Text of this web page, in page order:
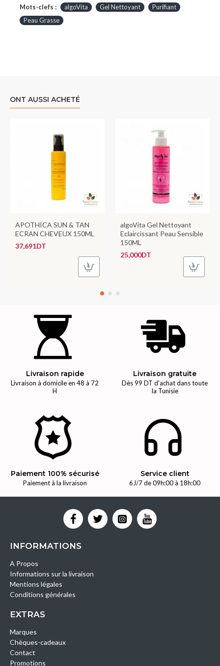
Mots-clefs : algoVita Gel Nettoyant
Purifiant
Peau Grasse
ONT AUSSI ACHETÉ
APOTHICA SUN & TAN
ECRAN CHEVEUX 150ML
37,691DT
algoVita Gel Nettoyant
Eclaircissant Peau Sensible
150ML
25,000DT
Livraison rapide
Livraison à domicile en 48 à 72
H
Livraison gratuite
Dès 99 DT d'achat dans toute
la Tunisie
Paiement 100% sécurisé
Paiement à la livraison
Service client
6J/7 de 09h:00 à 18h:00
INFORMATIONS
A Propos
Informations sur la livraison
Mentions légales
Conditions générales
EXTRAS
Marques
Chèques-cadeaux
Contact
Promotions